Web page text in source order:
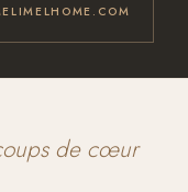
de cœur